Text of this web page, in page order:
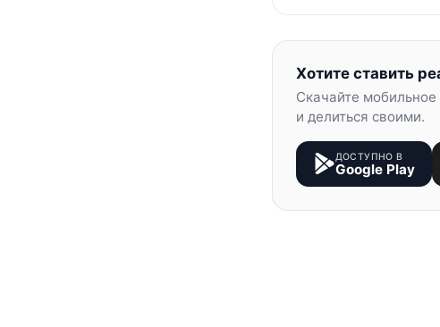
Хотите ставить
Скачайте
и делиться своими.
ДОСТУПНО В
Google Play